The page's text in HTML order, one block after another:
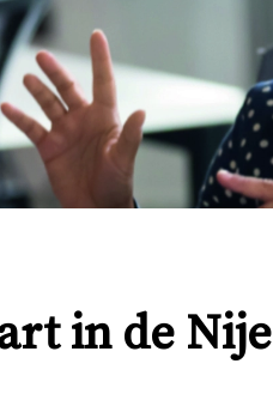
in de Nije